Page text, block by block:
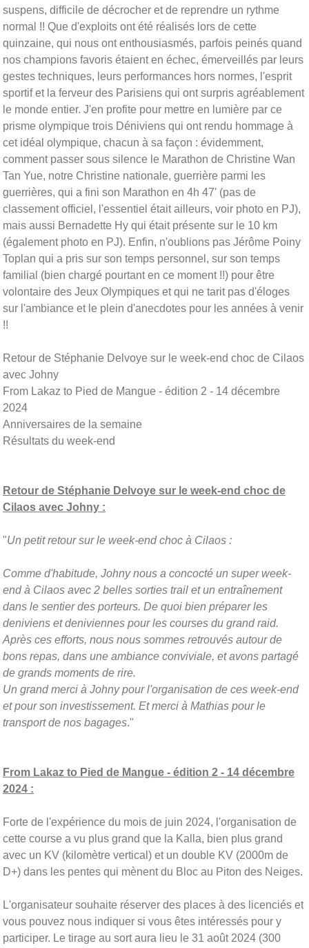
suspens, difficile de décrocher et de reprendre un rythme
normal !! Que d'exploits ont été réalisés lors de cette
quinzaine, qui nous ont enthousiasmés, parfois peinés quand
nos champions favoris étaient en échec, émerveillés par leurs
gestes techniques, leurs performances hors normes, l'esprit
sportif et la ferveur des Parisiens qui ont surpris agréablement
le monde entier. J'en profite pour mettre en lumière par ce
prisme olympique trois Déniviens qui ont rendu hommage à
cet idéal olympique, chacun à sa façon : évidemment,
comment passer sous silence le Marathon de Christine Wan
Tan Yue, notre Christine nationale, guerrière parmi les
guerrières, qui a fini son Marathon en 4h 47' (pas de
classement officiel, l'essentiel était ailleurs, voir photo en PJ),
mais aussi Bernadette Hy qui était présente sur le 10 km
(également photo en PJ). Enfin, n'oublions pas Jérôme Poiny
Toplan qui a pris sur son temps personnel, sur son temps
familial (bien chargé pourtant en ce moment !!) pour être
volontaire des Jeux Olympiques et qui ne tarit pas d'éloges
sur l'ambiance et le plein d'anecdotes pour les années à venir
!!
Retour de Stéphanie Delvoye sur le week-end choc de Cilaos
avec Johny
From Lakaz to Pied de Mangue - édition 2 - 14 décembre
2024
Anniversaires de la semaine
Résultats du week-end
Retour de Stéphanie Delvoye sur le week-end choc de
Cilaos avec Johny :
"Un petit retour sur le week-end choc à Cilaos :
Comme d'habitude, Johny nous a concocté un super week-
end à Cilaos avec 2 belles sorties trail et un entraînement
dans le sentier des porteurs. De quoi bien préparer les
deniviens et deniviennes pour les courses du grand raid.
Après ces efforts, nous nous sommes retrouvés autour de
bons repas, dans une ambiance conviviale, et avons partagé
de grands moments de rire.
Un grand merci à Johny pour l'organisation de ces week-end
et pour son investissement. Et merci à Mathias pour le
transport de nos bagages."
From Lakaz to Pied de Mangue - édition 2 - 14 décembre
2024 :
Forte de l'expérience du mois de juin 2024, l'organisation de
cette course a vu plus grand que la Kalla, bien plus grand
avec un KV (kilomètre vertical) et un double KV (2000m de
D+) dans les pentes qui mènent du Bloc au Piton des Neiges.
L'organisateur souhaite réserver des places à des licenciés et
vous pouvez nous indiquer si vous êtes intéressés pour y
participer. Le tirage au sort aura lieu le 31 août 2024 (300